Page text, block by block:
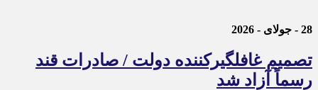
28 - جولای - 2026
تصمیم غافلگیرکننده دولت / صادرات قند
رسماً آزاد شد